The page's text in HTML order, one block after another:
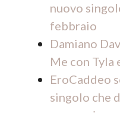
nuovo
febbraio
Damiano
Me con Tyla
EroCaddeo
singolo che